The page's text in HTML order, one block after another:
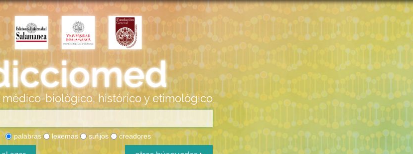
médico-biológico, histórico y etimológico
palabras lexemas sufijos creadores